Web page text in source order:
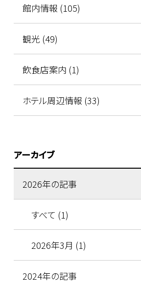
館内情報 (105)
観光 (49)
飲食店案内 (1)
ホテル周辺情報 (33)
アーカイブ
2026年の記事
すべて (1)
2026年3月 (1)
2024年の記事